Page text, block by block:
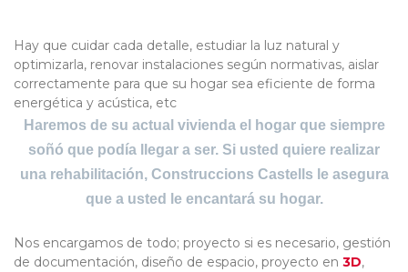
Hay que cuidar cada detalle, estudiar la luz natural y
optimizarla, renovar instalaciones según normativas, aislar
correctamente para que su hogar sea eficiente de forma
energética y acústica, etc
Haremos de su actual vivienda el hogar que siempre
soñó que podía llegar a ser. Si usted quiere realizar
una rehabilitación, Construccions Castells le asegura
que a usted le encantará su hogar.
Nos encargamos de todo; proyecto si es necesario, gestión
de documentación, diseño de espacio, proyecto en 3D,